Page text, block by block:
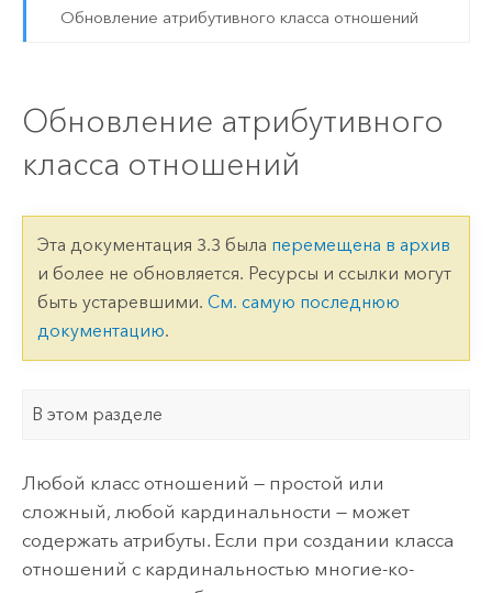
Обновление атрибутивного класса отношений
Обновление атрибутивного
класса отношений
Эта документация 3.3 была перемещена в архив
и более не обновляется. Ресурсы и ссылки могут
быть устаревшими. См. самую последнюю
документацию.
В этом разделе
Любой класс отношений — простой или
сложный, любой кардинальности — может
содержать атрибуты. Если при создании класса
отношений с кардинальностью многие-ко-